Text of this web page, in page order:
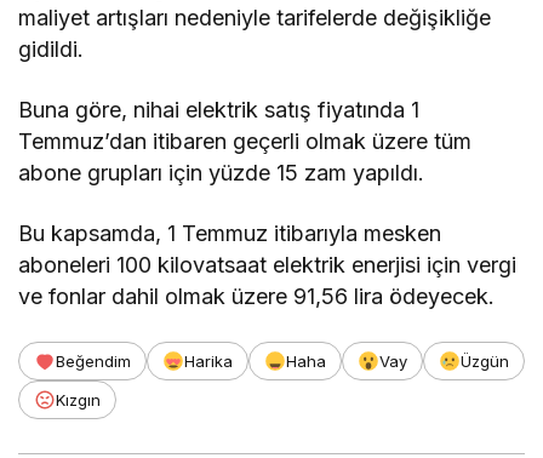
maliyet artışları nedeniyle tarifelerde değişikliğe
gidildi.
Buna göre, nihai elektrik satış fiyatında 1
Temmuz’dan itibaren geçerli olmak üzere tüm
abone grupları için yüzde 15 zam yapıldı.
Bu kapsamda, 1 Temmuz itibarıyla mesken
aboneleri 100 kilovatsaat elektrik enerjisi için vergi
ve fonlar dahil olmak üzere 91,56 lira ödeyecek.
Beğendim Harika Haha Vay
Üzgün
Kızgın